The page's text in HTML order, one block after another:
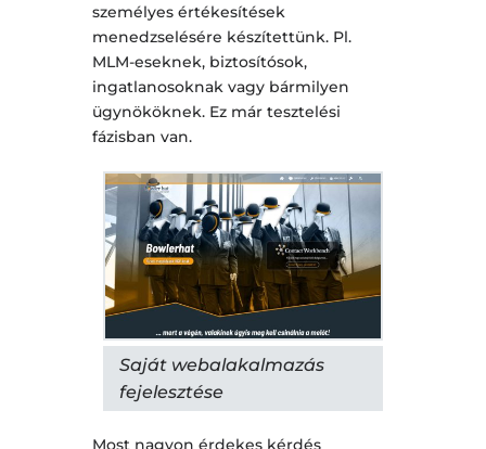
személyes értékesítések
menedzselésére készítettünk. Pl.
MLM-eseknek, biztosítósok,
ingatlanosoknak vagy bármilyen
ügynököknek. Ez már tesztelési
fázisban van.
Saját webalakalmazás
fejelesztése
Most nagyon érdekes kérdés